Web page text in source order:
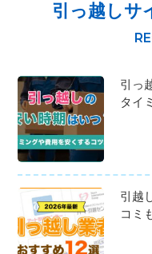
引っ越しサ
引っ
タイ
引越
コミ